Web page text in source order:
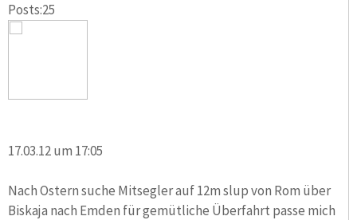
Posts:25
17.03.12 um 17:05
Nach Ostern suche Mitsegler auf 12m slup von Rom über
Biskaja nach Emden für gemütliche Überfahrt passe mich